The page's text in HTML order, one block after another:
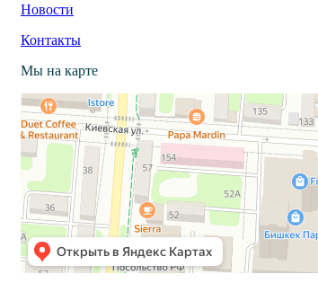
Новости
Контакты
Мы на карте